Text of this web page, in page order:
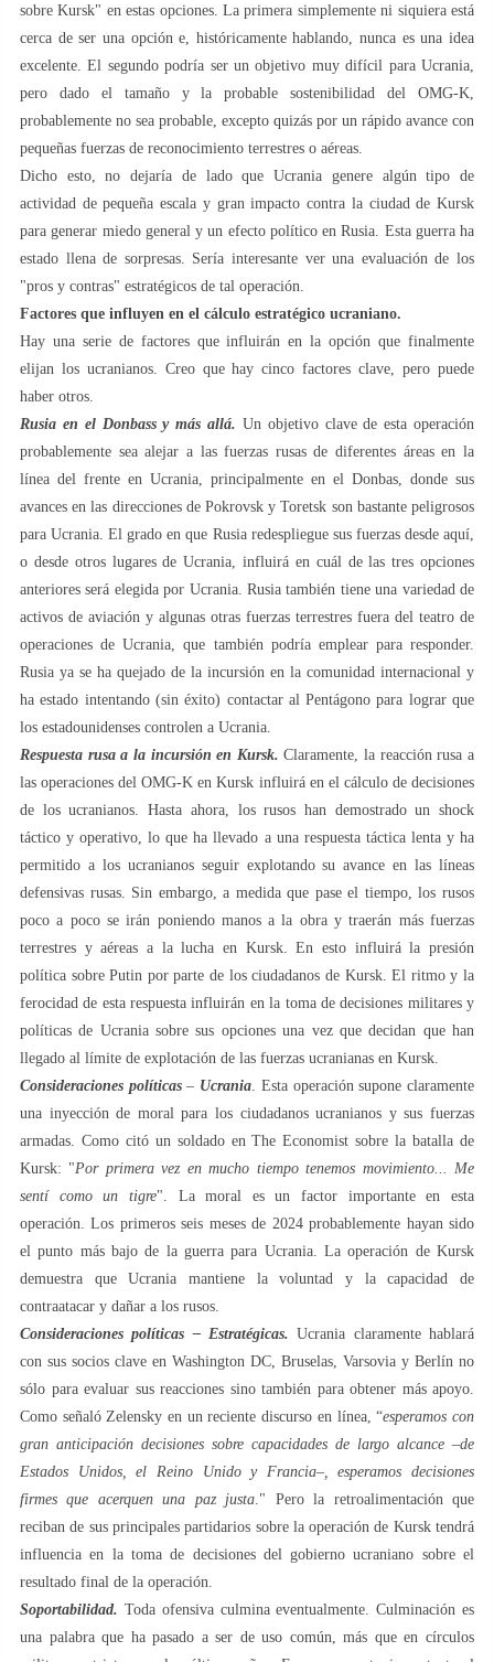
sobre Kursk" en estas opciones. La primera simplemente ni siquiera está
cerca de ser una opción e, históricamente hablando, nunca es una idea
excelente. El segundo podría ser un objetivo muy difícil para Ucrania,
pero dado el tamaño y la probable sostenibilidad del OMG-K,
probablemente no sea probable, excepto quizás por un rápido avance con
pequeñas fuerzas de reconocimiento terrestres o aéreas.
Dicho esto, no dejaría de lado que Ucrania genere algún tipo de
actividad de pequeña escala y gran impacto contra la ciudad de Kursk
para generar miedo general y un efecto político en Rusia. Esta guerra ha
estado llena de sorpresas. Sería interesante ver una evaluación de los
"pros y contras" estratégicos de tal operación.
Factores que influyen en el cálculo estratégico ucraniano.
Hay una serie de factores que influirán en la opción que finalmente
elijan los ucranianos. Creo que hay cinco factores clave, pero puede
haber otros.
Rusia en el Donbass y más allá. Un objetivo clave de esta operación
probablemente sea alejar a las fuerzas rusas de diferentes áreas en la
línea del frente en Ucrania, principalmente en el Donbas, donde sus
avances en las direcciones de Pokrovsk y Toretsk son bastante peligrosos
para Ucrania. El grado en que Rusia redespliegue sus fuerzas desde aquí,
o desde otros lugares de Ucrania, influirá en cuál de las tres opciones
anteriores será elegida por Ucrania. Rusia también tiene una variedad de
activos de aviación y algunas otras fuerzas terrestres fuera del teatro de
operaciones de Ucrania, que también podría emplear para responder.
Rusia ya se ha quejado de la incursión en la comunidad internacional y
ha estado intentando (sin éxito) contactar al Pentágono para lograr que
los estadounidenses controlen a Ucrania.
Respuesta rusa a la incursión en Kursk. Claramente, la reacción rusa a
las operaciones del OMG-K en Kursk influirá en el cálculo de decisiones
de los ucranianos. Hasta ahora, los rusos han demostrado un shock
táctico y operativo, lo que ha llevado a una respuesta táctica lenta y ha
permitido a los ucranianos seguir explotando su avance en las líneas
defensivas rusas. Sin embargo, a medida que pase el tiempo, los rusos
poco a poco se irán poniendo manos a la obra y traerán más fuerzas
terrestres y aéreas a la lucha en Kursk. En esto influirá la presión
política sobre Putin por parte de los ciudadanos de Kursk. El ritmo y la
ferocidad de esta respuesta influirán en la toma de decisiones militares y
políticas de Ucrania sobre sus opciones una vez que decidan que han
llegado al límite de explotación de las fuerzas ucranianas en Kursk.
Consideraciones políticas– Ucrania . Esta operación supone claramente
una inyección de moral para los ciudadanos ucranianos y sus fuerzas
armadas. Como citó un soldado en The Economist sobre la batalla de
Kursk: "Por primera vez en mucho tiempo tenemos movimiento... Me
sentí como un tigre". La moral es un factor importante en esta
operación. Los primeros seis meses de 2024 probablemente hayan sido
el punto más bajo de la guerra para Ucrania. La operación de Kursk
demuestra que Ucrania mantiene la voluntad y la capacidad de
contraatacar y dañar a los rusos.
Consideraciones políticas – Estratégicas. Ucrania claramente hablará
con sus socios clave en Washington DC, Bruselas, Varsovia y Berlín no
sólo para evaluar sus reacciones sino también para obtener más apoyo.
Como señaló Zelensky en un reciente discurso en línea, “esperamos con
gran anticipación decisiones sobre capacidades de largo alcance –de
Estados Unidos, el Reino Unido y Francia–, esperamos decisiones
firmes que acerquen una paz justa ." Pero la retroalimentación que
reciban de sus principales partidarios sobre la operación de Kursk tendrá
influencia en la toma de decisiones del gobierno ucraniano sobre el
resultado final de la operación.
Soportabilidad. Toda ofensiva culmina eventualmente. Culminación es
una palabra que ha pasado a ser de uso común, más que en círculos